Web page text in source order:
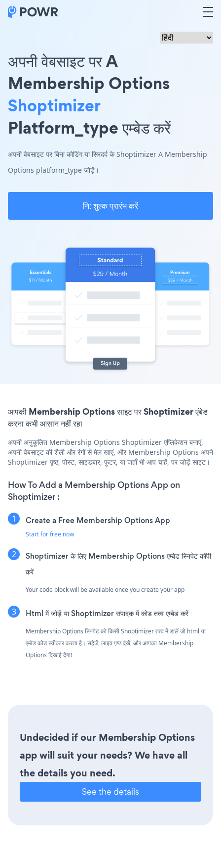
अपनी वेबसाइट पर A
Membership Options
Shoptimizer
Platform_type एम्बेड करें
अपनी वेबसाइट पर बिना कोडिंग या सिरदर्द के Shoptimizer A Membership
Options platform_type जोड़ें।
नि: शुल्क प्रारंभ करें
आपकी Membership Options साइट पर Shoptimizer एंबेड
करना कभी आसान नहीं रहा
अपनी अनुकूलित Membership Options Shoptimizer एप्लिकेशन बनाएं,
अपनी वेबसाइट की शैली और रंगों से मेल खाएं, और Membership Options अपने
Shoptimizer पृष्ठ, पोस्ट, साइडबार, फुटर, या जहाँ भी आप चाहें, पर जोड़ें साइट।
How To Add a Membership Options App on
Shoptimizer :
Create a Free Membership Options App
Start for free now
Shoptimizer के लिए Membership Options एम्बेड स्निपेट कॉपी
करें
Your code block will be available once you create your app
Html में जोड़ें या Shoptimizer संपादक में कोड तत्व एम्बेड करें
Membership Options स्निपेट को किसी Shoptimizer तत्व में डालें जो html या
एम्बेड कोड स्वीकार करता है। सहेजें, लाइव पृष्ठ देखें, और आपका Membership
Options दिखाई देगा!
Undecided if our Membership Options
app will suit your needs? We have all
the details you need.
See the details